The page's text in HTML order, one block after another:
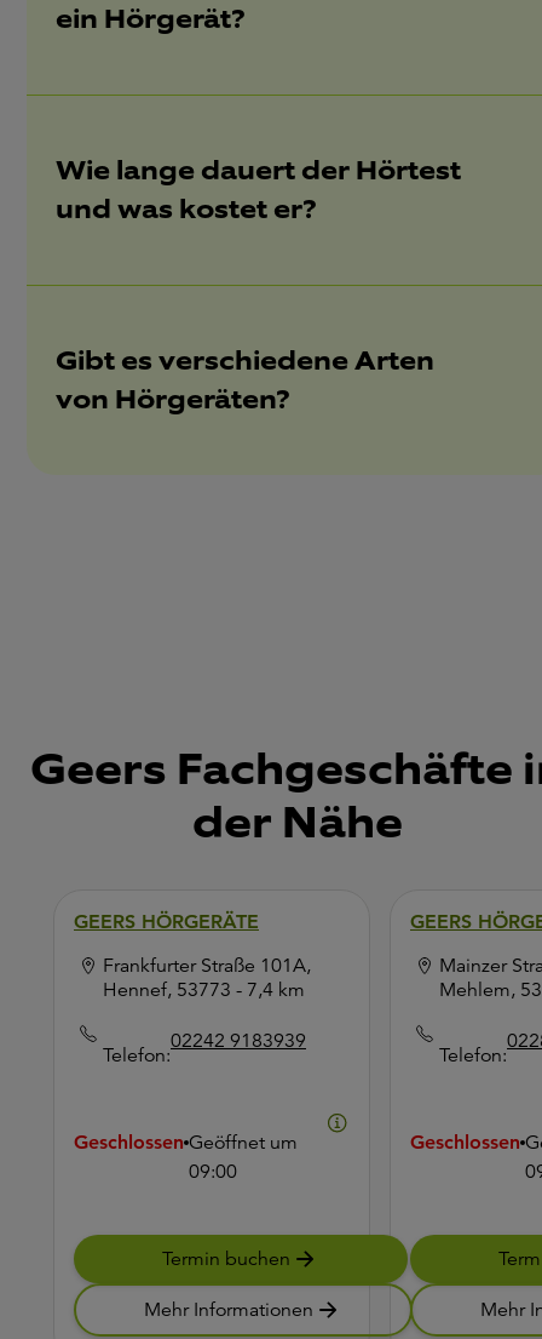
ein Hörgerät?
Wie lange dauert der Hörtest
und was kostet er?
Gibt es verschiedene Arten
von Hörgeräten?
Geers Fachgeschäfte
der Nähe
GEERS HÖRGERÄTE
Frankfurter Straße 101A,
Hennef, 53773 - 7,4 km
Telefon:
02242 9183939
Geschlossen Geöffnet um
09:00
Termin buchen
Mehr Informationen
GEERS
Mainzer
Mehlem,
Telefon:
Geschlossen
Mehr